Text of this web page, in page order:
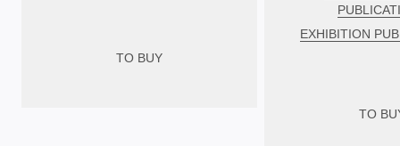
TO BUY
EXHIBITION
TO